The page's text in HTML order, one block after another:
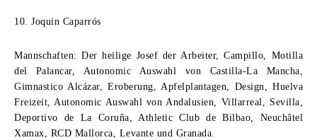
10. Joquin Caparrós
Mannschaften: Der heilige Josef der Arbeiter, Campillo, Motilla
del Palancar, Autonomic Auswahl von Castilla-La Mancha,
Gimnastico Alcázar, Eroberung, Apfelplantagen, Design, Huelva
Freizeit, Autonomic Auswahl von Andalusien, Villarreal, Sevilla,
Deportivo de La Coruña, Athletic Club de Bilbao, Neuchâtel
Xamax, RCD Mallorca, Levante und Granada.